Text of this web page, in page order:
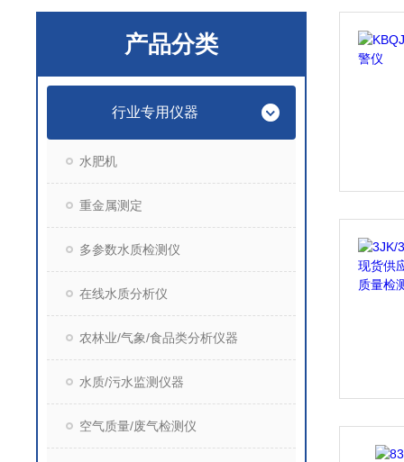
产品分类
行业专用仪器
水肥机
重金属测定
多参数水质检测仪
在线水质分析仪
农林业/气象/食品类分析仪器
水质/污水监测仪器
空气质量/废气检测仪